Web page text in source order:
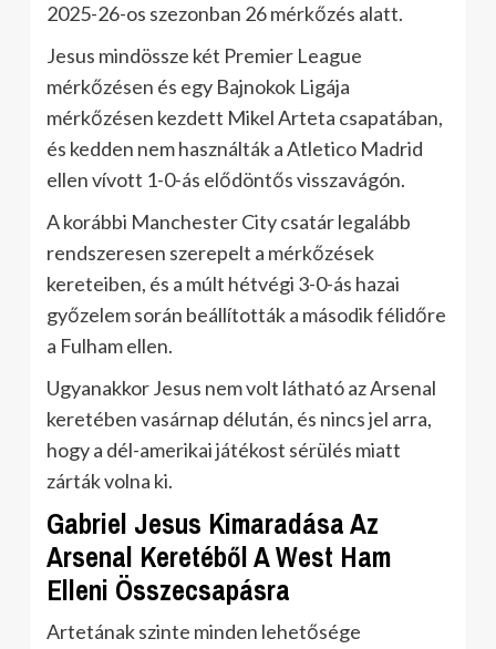
2025-26-os szezonban 26 mérkőzés alatt.
Jesus mindössze két Premier League
mérkőzésen és egy Bajnokok Ligája
mérkőzésen kezdett Mikel Arteta csapatában,
és kedden nem használták a Atletico Madrid
ellen vívott 1-0-ás elődöntős visszavágón.
A korábbi Manchester City csatár legalább
rendszeresen szerepelt a mérkőzések
kereteiben, és a múlt hétvégi 3-0-ás hazai
győzelem során beállították a második félidőre
a Fulham ellen.
Ugyanakkor Jesus nem volt látható az Arsenal
keretében vasárnap délután, és nincs jel arra,
hogy a dél-amerikai játékost sérülés miatt
zárták volna ki.
Gabriel Jesus Kimaradása Az
Arsenal Keretéből A West Ham
Elleni Összecsapásra
Artetának szinte minden lehetősége